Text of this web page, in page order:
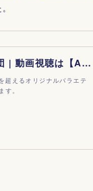
10億円会議 supported by 日本財団 | 動画視聴は【Abemaビデオ(AbemaTV)】
えるオリジナルバラエテ
。